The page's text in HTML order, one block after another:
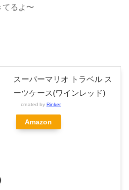
てるよ〜
スーパーマリオ トラベル ス
ーツケース(ワインレッド)
created by Rinker
Amazon